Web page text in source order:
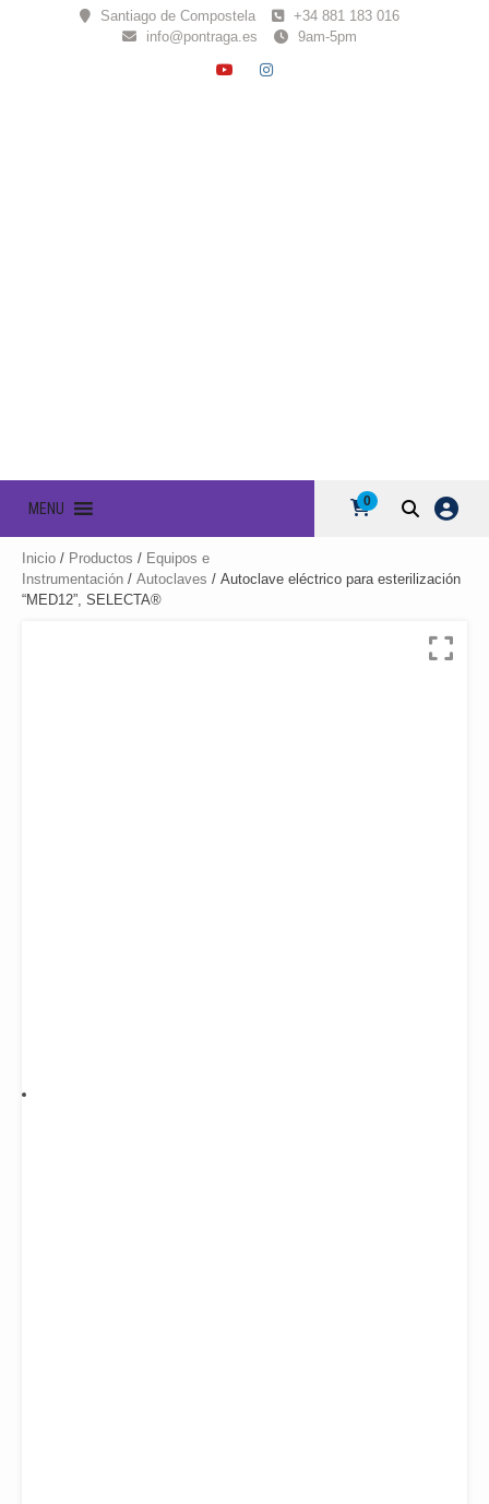
Santiago de Compostela
+34 881 183 016
info@pontraga.es
9am-5pm
YOUTUBE
INSTAGRAM
MENU 0
Inicio / Productos / Equipos e
Instrumentación / Autoclaves / Autoclave eléctrico para esterilización
“MED12”, SELECTA®